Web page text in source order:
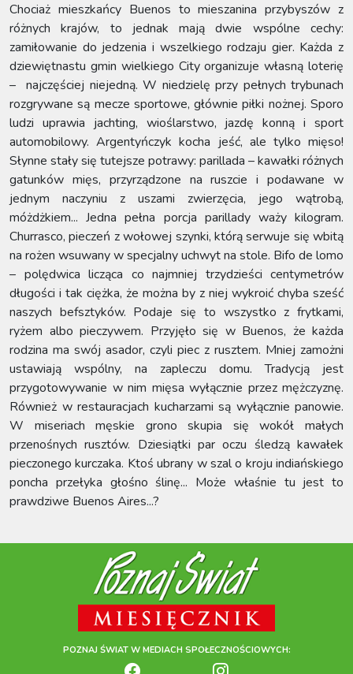
Chociaż mieszkańcy Buenos to mieszanina przybyszów z
różnych krajów, to jednak mają dwie wspólne cechy:
zamiłowanie do jedzenia i wszelkiego rodzaju gier. Każda z
dziewiętnastu gmin wielkiego City organizuje własną loterię
– najczęściej niejedną. W niedzielę przy pełnych trybunach
rozgrywane są mecze sportowe, głównie piłki nożnej. Sporo
ludzi uprawia jachting, wioślarstwo, jazdę konną i sport
automobilowy. Argentyńczyk kocha jeść, ale tylko mięso!
Słynne stały się tutejsze potrawy: parillada – kawałki różnych
gatunków mięs, przyrządzone na ruszcie i podawane w
jednym naczyniu z uszami zwierzęcia, jego wątrobą,
móżdżkiem... Jedna pełna porcja parillady waży kilogram.
Churrasco, pieczeń z wołowej szynki, którą serwuje się wbitą
na rożen wsuwany w specjalny uchwyt na stole. Bifo de lomo
– polędwica licząca co najmniej trzydzieści centymetrów
długości i tak ciężka, że można by z niej wykroić chyba sześć
naszych befsztyków. Podaje się to wszystko z frytkami,
ryżem albo pieczywem. Przyjęło się w Buenos, że każda
rodzina ma swój asador, czyli piec z rusztem. Mniej zamożni
ustawiają wspólny, na zapleczu domu. Tradycją jest
przygotowywanie w nim mięsa wyłącznie przez mężczyznę.
Również w restauracjach kucharzami są wyłącznie panowie.
W miseriach męskie grono skupia się wokół małych
przenośnych rusztów. Dziesiątki par oczu śledzą kawałek
pieczonego kurczaka. Ktoś ubrany w szal o kroju indiańskiego
poncha przełyka głośno ślinę... Może właśnie tu jest to
prawdziwe Buenos Aires...?
POZNAJ ŚWIAT W MEDIACH SPOŁECZNOŚCIOWYCH: